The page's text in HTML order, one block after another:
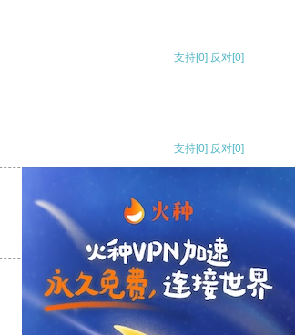
支持[0] 反对[0]
支持[0] 反对[0]
支持 反对
[0]